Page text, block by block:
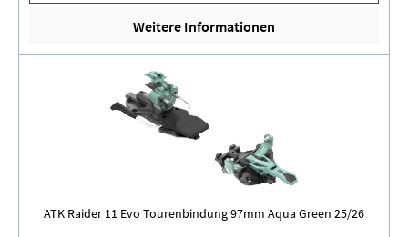
Weitere Informationen
ATK Raider 11 Evo Tourenbindung 97mm Aqua Green 25/26